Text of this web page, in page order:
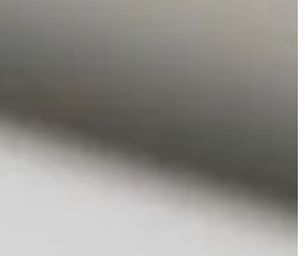
Typy pojazdów jakie można oddać i
sprzedać w skupie
Pojazdy mechaniczne towarzyszą
ludziom już od wielu lat i dziś trudno
wyobrazić sobie bez nich codzienne